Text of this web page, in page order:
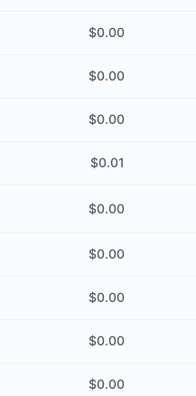
$0.00
$0.00
$0.00
$0.01
$0.00
$0.00
$0.00
$0.00
$0.00